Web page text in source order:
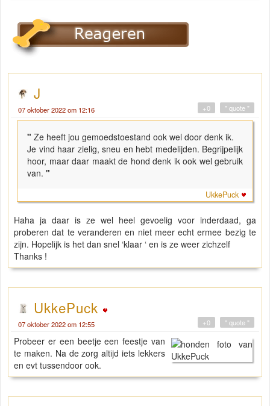
J
07 oktober 2022 om 12:16 " quote "
+0
" Ze heeft jou gemoedstoestand ook wel door denk ik.
Je vind haar zielig, sneu en hebt medelijden. Begrijpelijk
hoor, maar daar maakt de hond denk ik ook wel gebruik
van. "
UkkePuck
Haha ja daar is ze wel heel gevoelig voor inderdaad, ga
proberen dat te veranderen en niet meer echt ermee bezig te
zijn. Hopelijk is het dan snel ‘klaar ‘ en is ze weer zichzelf
Thanks !
UkkePuck
07 oktober 2022 om 12:55 " quote "
+0
Probeer er een beetje een feestje van
te maken. Na de zorg altijd iets lekkers
en evt tussendoor ook.